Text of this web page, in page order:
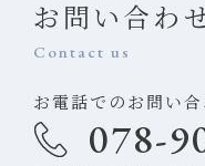
お問い合わ
Contact us
お電話でのお問い合
078-